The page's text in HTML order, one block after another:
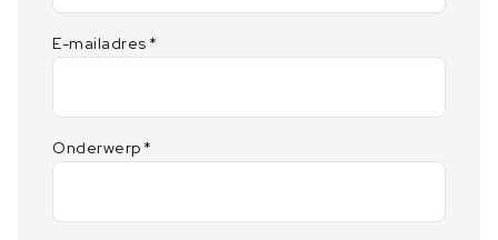
E-mailadres *
Onderwerp *